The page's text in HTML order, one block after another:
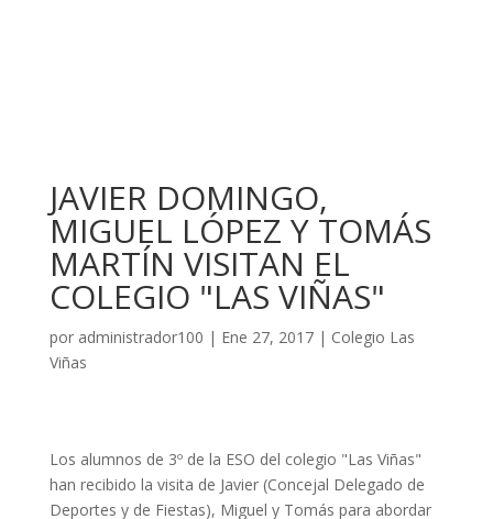
JAVIER DOMINGO,
MIGUEL LÓPEZ Y TOMÁS
MARTÍN VISITAN EL
COLEGIO "LAS VIÑAS"
por administrador100 | Ene 27, 2017| Colegio Las
Viñas
Los alumnos de 3º de la ESO del colegio "Las Viñas"
han recibido la visita de Javier (Concejal Delegado de
Deportes y de Fiestas), Miguel y Tomás para abordar